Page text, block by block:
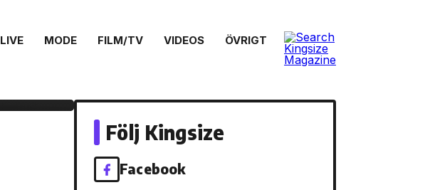
LIVE MODE FILM/TV VIDEOS ÖVRIGT
Följ Kingsize
Facebook